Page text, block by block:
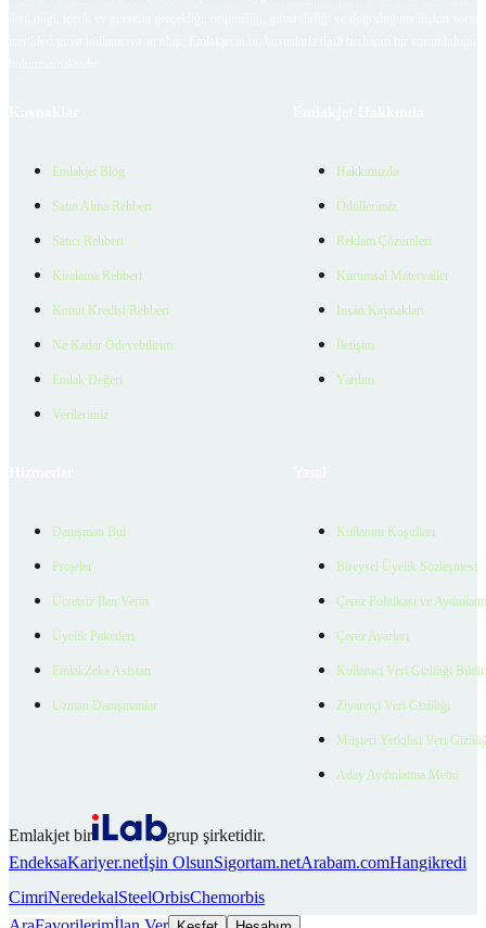
Emlakjet Blog
Satın Alma Rehberi
Satıcı Rehberi
Kiralama Rehberi
Konut Kredisi Rehberi
Ne Kadar Ödeyebilirim
Emlak Değeri
Verilerimiz
Hakkımızda
Ödüllerimiz
Reklam Çözümleri
Kurumsal Materyaller
İnsan Kaynakları
İletişim
Yardım
Danışman Bul
Projeler
Ücretsiz İlan Verin
Üyelik Paketleri
EmlakZeka Asistan
Uzman Danışmanlar
Kullanım Koşulları
Bireysel Üyelik Sözleşmesi
Çerez Politikası ve
Çerez Ayarları
Kullanıcı Veri Gizliliği
Ziyaretçi Veri Gizliliği
Müşteri Yetkilisi Veri
Aday Aydınlatma Metni
Emlakjet bir
grup şirketidir.
EndeksaKariyer.netİşin OlsunSigortam.netArabam.comHangikredi
CimriNeredekalSteelOrbisChemorbis